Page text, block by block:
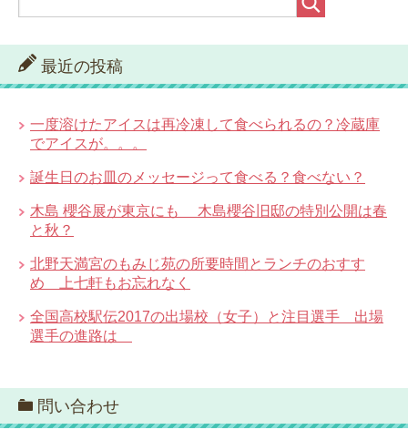
最近の投稿
一度溶けたアイスは再冷凍して食べられるの？冷蔵庫
でアイスが。。。
誕生日のお皿のメッセージって食べる？食べない？
木島 櫻谷展が東京にも 木島櫻谷旧邸の特別公開は春
と秋？
北野天満宮のもみじ苑の所要時間とランチのおすす
め 上七軒もお忘れなく
全国高校駅伝2017の出場校（女子）と注目選手 出場
選手の進路は
問い合わせ